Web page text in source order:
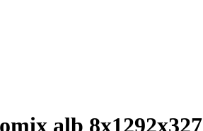
alb 8x1292x327